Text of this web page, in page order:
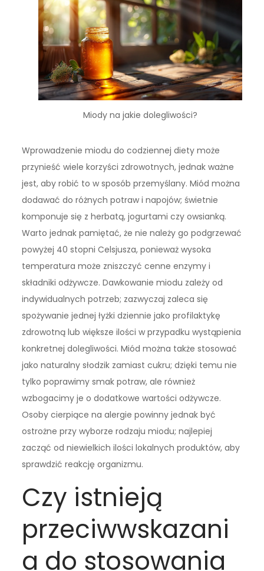
Miody na jakie dolegliwości?
Wprowadzenie miodu do codziennej diety może
przynieść wiele korzyści zdrowotnych, jednak ważne
jest, aby robić to w sposób przemyślany. Miód można
dodawać do różnych potraw i napojów; świetnie
komponuje się z herbatą, jogurtami czy owsianką.
Warto jednak pamiętać, że nie należy go podgrzewać
powyżej 40 stopni Celsjusza, ponieważ wysoka
temperatura może zniszczyć cenne enzymy i
składniki odżywcze. Dawkowanie miodu zależy od
indywidualnych potrzeb; zazwyczaj zaleca się
spożywanie jednej łyżki dziennie jako profilaktykę
zdrowotną lub większe ilości w przypadku wystąpienia
konkretnej dolegliwości. Miód można także stosować
jako naturalny słodzik zamiast cukru; dzięki temu nie
tylko poprawimy smak potraw, ale również
wzbogacimy je o dodatkowe wartości odżywcze.
Osoby cierpiące na alergie powinny jednak być
ostrożne przy wyborze rodzaju miodu; najlepiej
zacząć od niewielkich ilości lokalnych produktów, aby
sprawdzić reakcję organizmu.
Czy istnieją
przeciwwskazani
a do stosowania